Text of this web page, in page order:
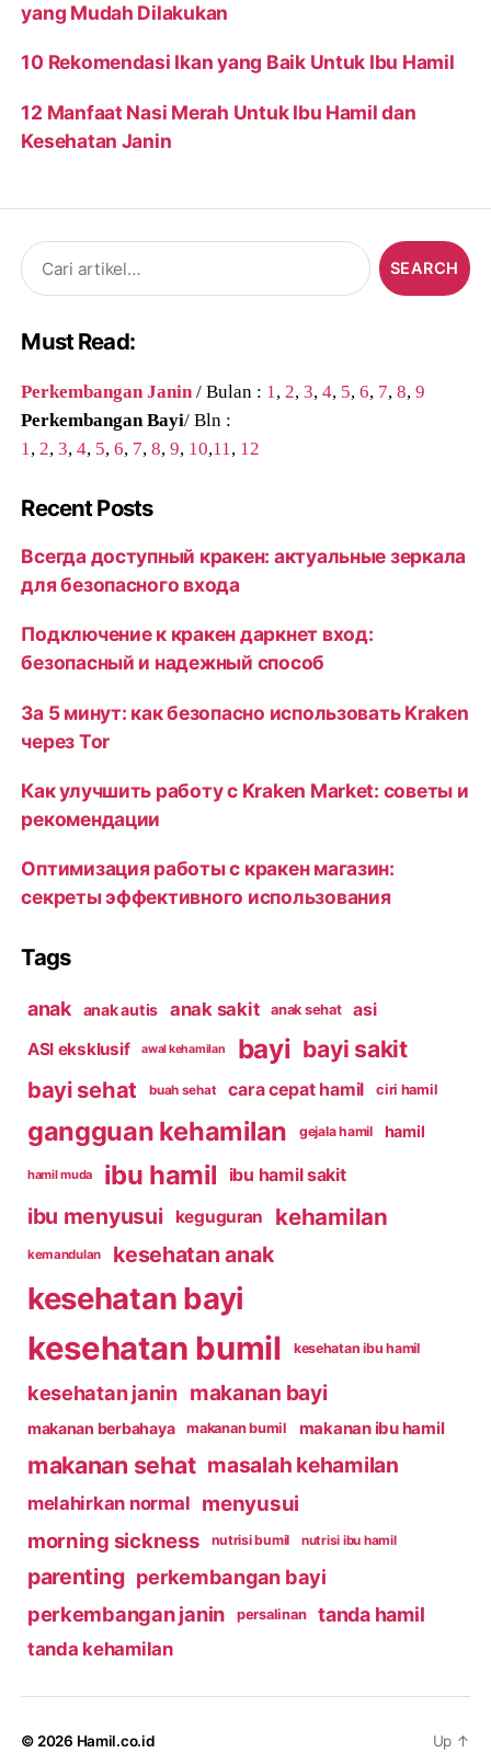
yang Mudah Dilakukan
10 Rekomendasi Ikan yang Baik Untuk Ibu Hamil
12 Manfaat Nasi Merah Untuk Ibu Hamil dan
Kesehatan Janin
Search
for:
Must Read:
Perkembangan Janin / Bulan : 1 , 2,3,4, 5,6, 7,8,9
Perkembangan Bayi/ Bln :
1 , 2,3,4, 5,6, 7,8,9, 10,11 , 12
Recent Posts
Всегда доступный кракен: актуальные зеркала
для безопасного входа
Подключение к кракен даркнет вход:
безопасный и надежный способ
За 5 минут: как безопасно использовать Kraken
через Tor
Как улучшить работу с Kraken Market: советы и
рекомендации
Оптимизация работы с кракен магазин:
секреты эффективного использования
Tags
anak anak autis anak sakit anak sehat
asi
ASI eksklusif
awal kehamilan bayi bayi sakit
bayi sehat buah sehat cara cepat hamil ciri hamil
gangguan kehamilan gejala hamil hamil
hamil muda ibu hamil ibu hamil sakit
ibu menyusui keguguran kehamilan
kemandulan kesehatan anak
kesehatan bayi
kesehatan bumil kesehatan ibu hamil
kesehatan janin makanan bayi
makanan berbahaya makanan bumil makanan ibu hamil
makanan sehat masalah kehamilan
melahirkan normal menyusui
morning sickness nutrisi bumil nutrisi ibu hamil
parenting perkembangan bayi
perkembangan janin
persalinan tanda hamil
tanda kehamilan
© 2026 Hamil.co.id Up ↑